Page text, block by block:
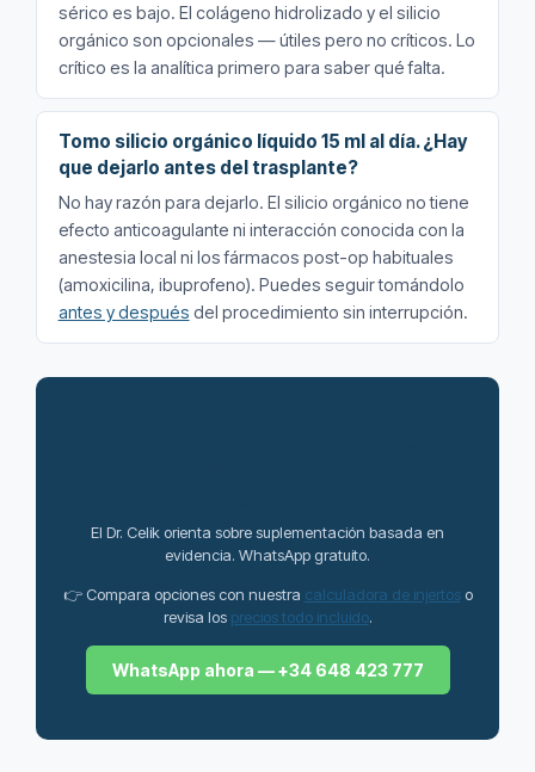
sérico es bajo. El colágeno hidrolizado y el silicio
orgánico son opcionales — útiles pero no críticos. Lo
crítico es la analítica primero para saber qué falta.
Tomo silicio orgánico líquido 15 ml al día. ¿Hay
que dejarlo antes del trasplante?
No hay razón para dejarlo. El silicio orgánico no tiene
efecto anticoagulante ni interacción conocida con la
anestesia local ni los fármacos post-op habituales
(amoxicilina, ibuprofeno). Puedes seguir tomándolo
antes y después del procedimiento sin interrupción.
El Dr. Celik orienta sobre suplementación basada en
evidencia. WhatsApp gratuito.
👉 Compara opciones con nuestra calculadora de injertoso
revisa los precios todo incluido.
WhatsApp ahora — +34 648 423 777